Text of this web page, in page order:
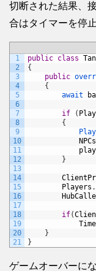
切断された結果、
合はタイマーを停
1
2
3
4
5
6
7
8
9
10
11
12
13
14
15
16
17
18
19
20
21
public class
{
public
{
await
if (
{
NPCs
}
Players .
if(
}
}
ゲームオーバーに